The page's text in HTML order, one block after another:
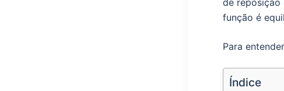
de reposição
função é
Para
Índice